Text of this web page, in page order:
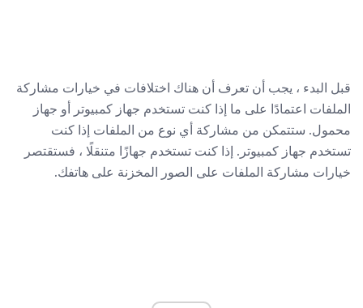
قبل البدء ، يجب أن تعرف أن هناك اختلافات في خيارات مشاركة
الملفات اعتمادًا على ما إذا كنت تستخدم جهاز كمبيوتر أو جهاز
محمول. ستتمكن من مشاركة أي نوع من الملفات إذا كنت
تستخدم جهاز كمبيوتر. إذا كنت تستخدم جهازًا متنقلًا ، فستقتصر
خيارات مشاركة الملفات على الصور المخزنة على هاتفك.